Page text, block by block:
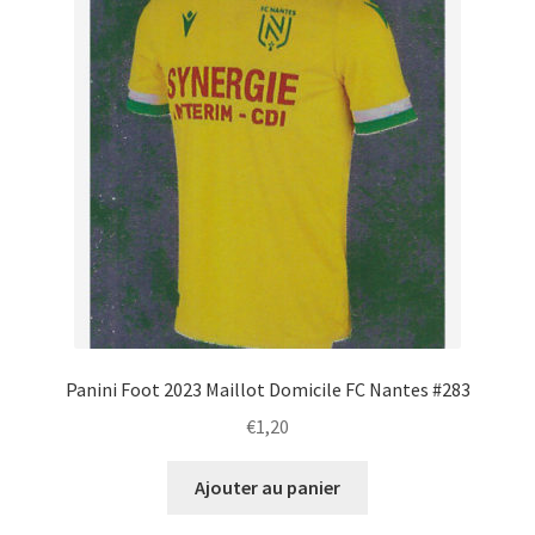
Panini Foot 2023 Maillot Domicile FC Nantes #283
€1,20
Ajouter au panier